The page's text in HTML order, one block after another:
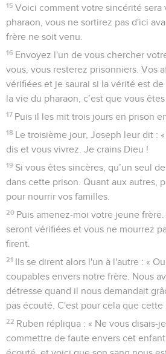
15 Voici comment votre sincérité sera
pharaon, vous ne sortirez pas d'ici
frère ne soit venu.
16 Envoyez l'un de vous chercher
vous, vous resterez prisonniers. Vos
vérifiées et je saurai si la vérité est
la vie du pharaon, c’est que vous
17 Puis il les mit trois jours en prison
18 Le troisième jour, Joseph leur dit :
dis et vous vivrez. Je crains Dieu !
19 Si vous êtes sincères, qu’un seul
dans cette prison. Quant aux autres,
pour nourrir vos familles.
20 Puis amenez-moi votre jeune
seront vérifiées et vous ne mourrez
firent.
21 Ils se dirent alors l'un à l'autre : «
coupables envers notre frère. Nous
détresse quand il nous demandait
pas écouté. C'est pour cela que cette
22 Ruben répliqua : « Ne vous disais-
commettre de faute envers cet